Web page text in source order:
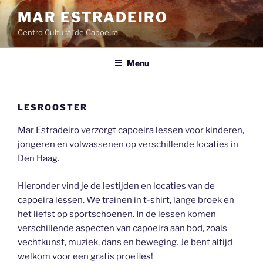
Ga
naar
de
inhoud
MAR ESTRADEIRO
Centro Cultural de Capoeira
Menu
LESROOSTER
Mar Estradeiro verzorgt capoeira lessen voor kinderen,
jongeren en volwassenen op verschillende locaties in
Den Haag.
Hieronder vind je de lestijden en locaties van de
capoeira lessen. We trainen in t-shirt, lange broek en
het liefst op sportschoenen. In de lessen komen
verschillende aspecten van capoeira aan bod, zoals
vechtkunst, muziek, dans en beweging. Je bent altijd
welkom voor een gratis proefles!